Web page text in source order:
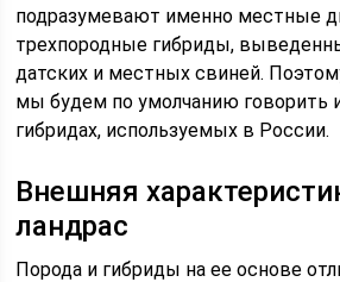
подразумевают именно местные
трехпородные гибриды,
датских и местных свиней.
мы будем по умолчанию говорить
гибридах, используемых в России.
Внешняя
ландрас
Порода и гибриды на ее основе